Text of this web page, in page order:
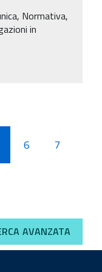
Normativa,
in
6 7
AVANZATA